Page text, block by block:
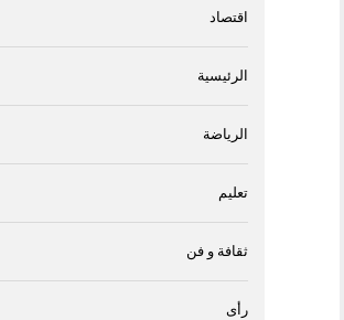
اقتصاد
الرئيسية
الرياضة
تعليم
ثقافة و فن
رأى